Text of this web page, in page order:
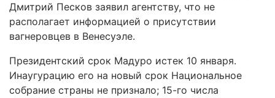
Дмитрий Песков заявил агентству, что не
располагает информацией о присутствии
вагнеровцев в Венесуэле.
Президентский срок Мадуро истек 10 января.
Инаугурацию его на новый срок Национальное
собрание страны не признало; 15-го числа